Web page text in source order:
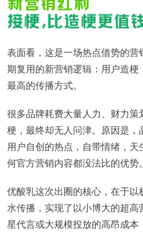
表面看，这是一场热点借势的营
期复用的新营销逻辑：用户造梗
最高的传播方式。
很多品牌耗费大量人力、财力策
梗，最终却无人问津。原因是
用户自创的热点，自带情绪，
何官方营销内容都没法比的优势。
优酸乳这次出圈的核心，在于
水传播，实现了以小博大的超高
星代言或大规模投放的高昂成本